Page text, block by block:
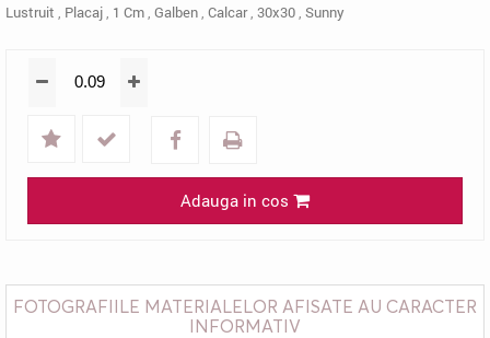
Lustruit Placaj 1 Cm Galben Calcar, 30x30 Sunny
Adauga in cos
FOTOGRAFIILE MATERIALELOR AFISATE AU CARACTER
INFORMATIV